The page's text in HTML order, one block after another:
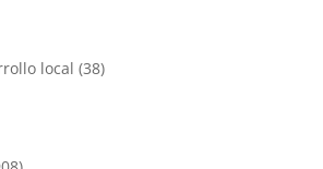
local (38)